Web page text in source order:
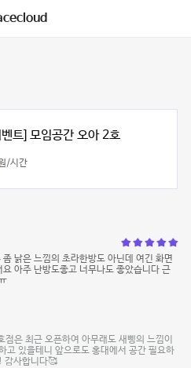
트] 모임공간 오아 2호
/시간
낡은 느낌의 초라한방도 아닌데 여긴 화면
아주 난방도좋고 너무나도 좋았습니다 근
은 최근 오픈하여 아무래도 새삥의 느낌이
고 있을테니 앞으로도 홍대에서 공간 필요하
감사합니다🥰